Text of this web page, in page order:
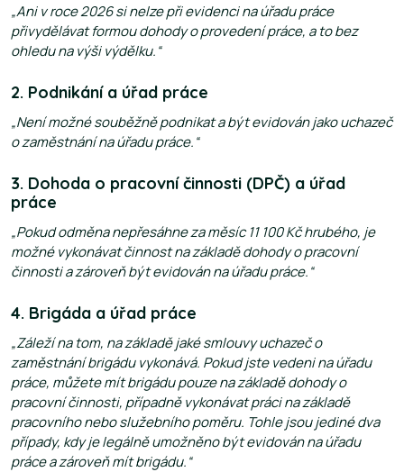
„Ani v roce 2026 si nelze při evidenci na úřadu práce
přivydělávat formou dohody o provedení práce, a to bez
ohledu na výši výdělku.“
2. Podnikání a úřad práce
„Není možné souběžně podnikat a být evidován jako uchazeč
o zaměstnání na úřadu práce.“
3. Dohoda o pracovní činnosti (DPČ) a úřad
práce
„Pokud odměna nepřesáhne za měsíc 11 100 Kč hrubého, je
možné vykonávat činnost na základě dohody o pracovní
činnosti a zároveň být evidován na úřadu práce.“
4. Brigáda a úřad práce
„Záleží na tom, na základě jaké smlouvy uchazeč o
zaměstnání brigádu vykonává. Pokud jste vedeni na úřadu
práce, můžete mít brigádu pouze na základě dohody o
pracovní činnosti, případně vykonávat práci na základě
pracovního nebo služebního poměru. Tohle jsou jediné dva
případy, kdy je legálně umožněno být evidován na úřadu
práce a zároveň mít brigádu.“